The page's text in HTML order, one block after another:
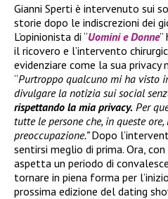
Gianni Sperti è intervenuto sui
storie dopo le indiscrezioni dei
L’opinionista di “Uomini e Donne”
il ricovero e l’intervento
evidenziare come la sua
“Purtroppo qualcuno mi ha visto
divulgare la notizia sui social
rispettando la mia privacy. Per
tutte le persone che, in queste
preoccupazione.”Dopo
sentirsi meglio di prima. Ora,
aspetta un periodo di
tornare in piena forma per
prossima edizione del dating